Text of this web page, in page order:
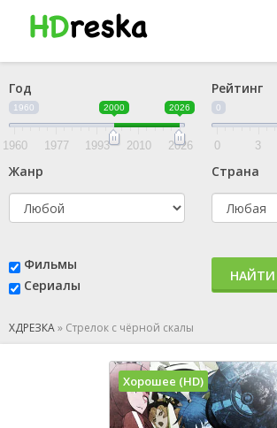
Год
1960 2000 2026
1960 1977 1993 2010 2026
Рейтинг
0
0 3
Жанр Страна
Фильмы
Сериалы
НАЙТИ
ХДРЕЗКА» Стрелок с чёрной скалы
Хорошее (HD)